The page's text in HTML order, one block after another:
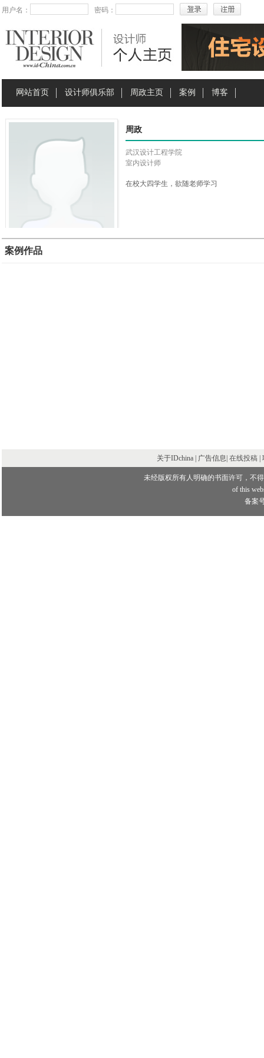
用户名： 密码：
网站首页 设计师俱乐部 周政主页 案例 博客
周政
武汉设计工程学院
室内设计师
在校大四学生，欲随老师学习
案例作品
关于IDchina | 广告信息| 在线投稿
未经版权所有人明确的书面许可，不
of this
备案